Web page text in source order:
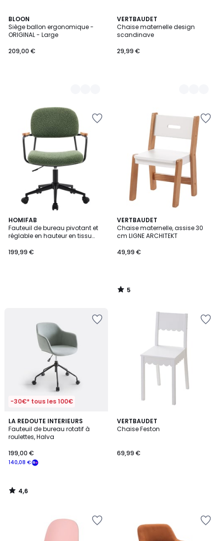
BLOON
Siège ballon ergonomique -
ORIGINAL - Large
209,00 €
7
Couleurs
VERTBAUDET
Chaise maternelle design
scandinave
29,99 €
2
Couleurs
HOMIFAB
Fauteuil de bureau pivotant et
réglable en hauteur en tissu
199,99 €
VERTBAUDET
Chaise maternelle, assise 30
cm LIGNE ARCHITEKT
49,99 €
5
/
5
5
/
-30€* tous les 100€
LA REDOUTE INTERIEURS
Fauteuil de bureau rotatif à
roulettes, Halva
140,08 €
199,00 €
4,6
/ 5
4,6
/
VERTBAUDET
Chaise Feston
69,99 €